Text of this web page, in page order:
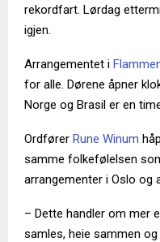
rekordfart. Lørdag
igjen.
Arrangementet i
for alle. Dørene åpner
Norge og Brasil er en
Ordfører Rune Winum
samme folkefølelsen
arrangementer i Oslo og
– Dette handler om mer
samles, heie sammen